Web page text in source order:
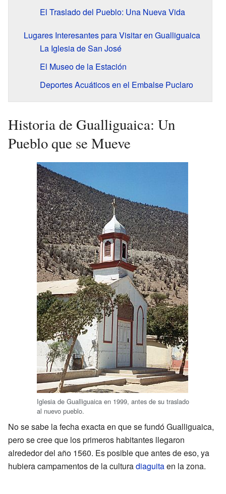
El Traslado del Pueblo: Una Nueva Vida
Lugares Interesantes para Visitar en Gualliguaica
La Iglesia de San José
El Museo de la Estación
Deportes Acuáticos en el Embalse Puclaro
Historia de Gualliguaica: Un
Pueblo que se Mueve
Iglesia de Gualliguaica en 1999, antes de su traslado
al nuevo pueblo.
No se sabe la fecha exacta en que se fundó Gualliguaica,
pero se cree que los primeros habitantes llegaron
alrededor del año 1560. Es posible que antes de eso, ya
hubiera campamentos de la culturadiaguitaen la zona.